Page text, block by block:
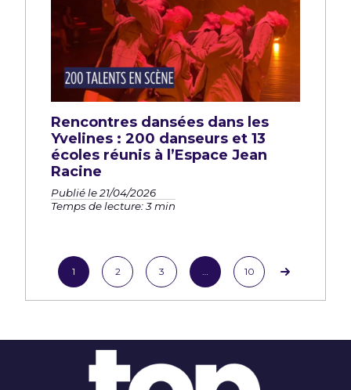
Rencontres dansées dans les
Yvelines : 200 danseurs et 13
écoles réunis à l’Espace Jean
Racine
Publié le 21/04/2026
Temps de lecture: 3 min
1 2 3 … 10